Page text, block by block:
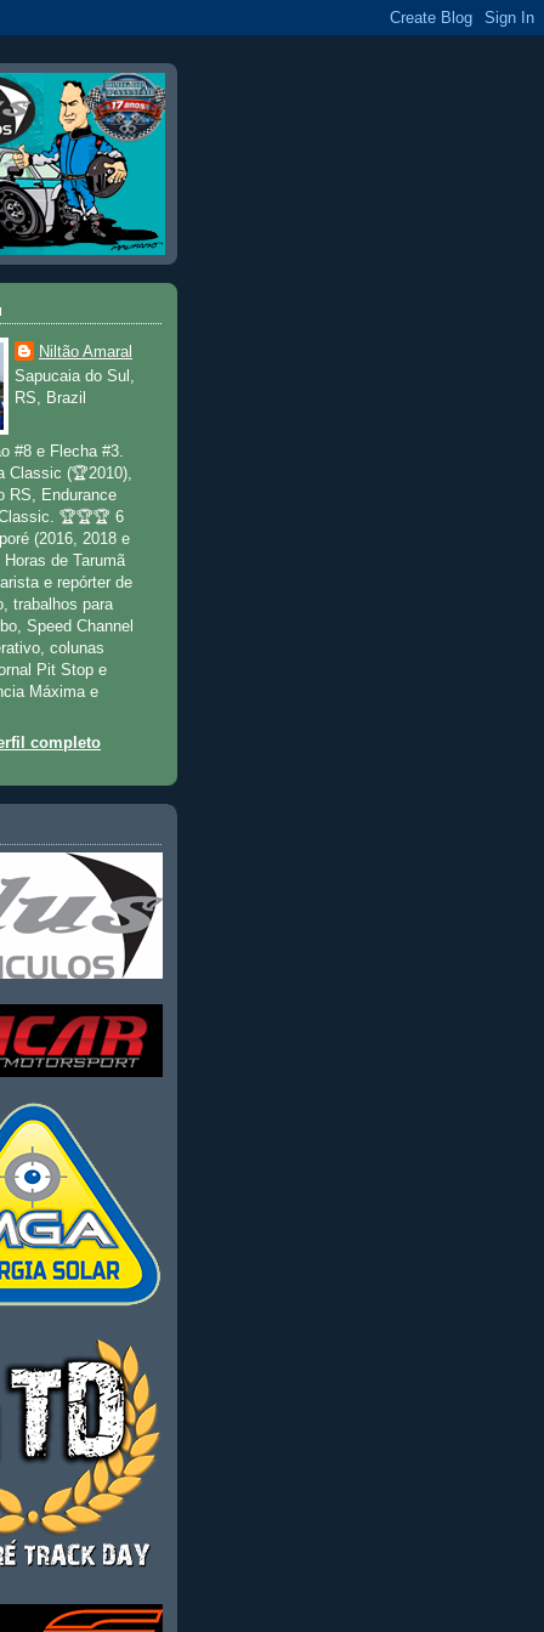
Niltão Amaral
Sapucaia do Sul,
RS, Brazil
#8 e Flecha #3.
Classic (🏆2010),
RS, Endurance
🏆🏆🏆 6
(2016, 2018 e
de Tarumã
e repórter de
trabalhos para
Speed Channel
colunas
Pit Stop e
Máxima e
completo